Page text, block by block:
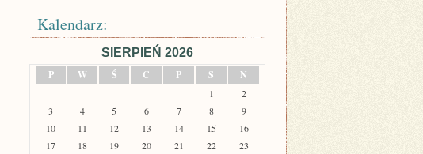
Kalendarz:
SIERPIEŃ 2026
P
W Ś C P S N
1
2
3
4 5 6 7 8
9
10
11 12 13 14 15
16
17
18 19 20 21 22
23